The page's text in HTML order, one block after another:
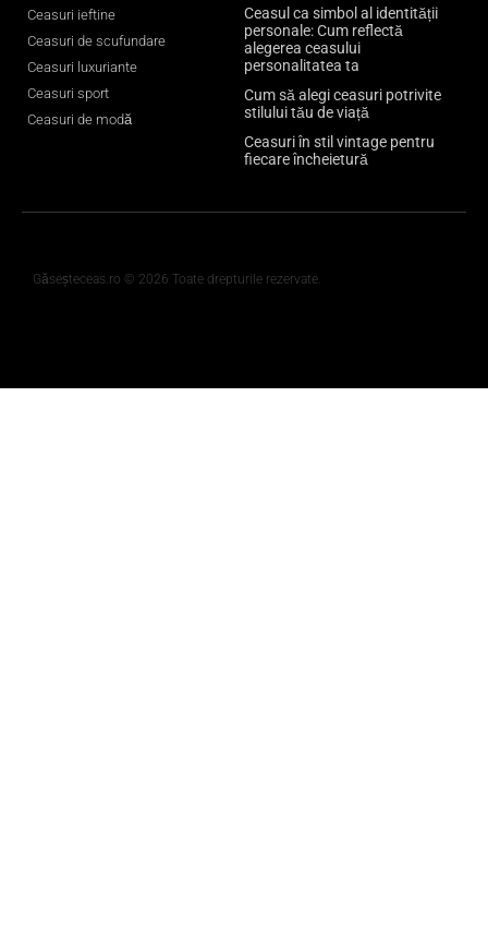
Ceasuri ieftine
Ceasuri de scufundare
Ceasuri luxuriante
Ceasuri sport
Ceasuri de modă
Ceasul ca simbol al identității
personale: Cum reflectă
alegerea ceasului
personalitatea ta
Cum să alegi ceasuri potrivite
stilului tău de viață
Ceasuri în stil vintage pentru
fiecare încheietură
Găseșteceas.ro © 2026 Toate drepturile rezervate.